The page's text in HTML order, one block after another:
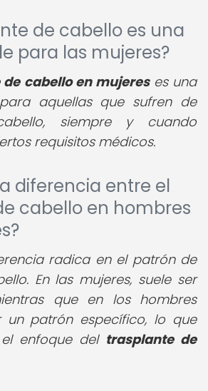
de cabello es una
para las mujeres?
cabello en mujereses una
aquellas que sufren de
siempre y cuando
requisitos médicos.
diferencia entre el
cabello en hombres
radica en el patrón de
En las mujeres, suele ser
que en los hombres
un patrón específico, lo que
enfoque del trasplante de